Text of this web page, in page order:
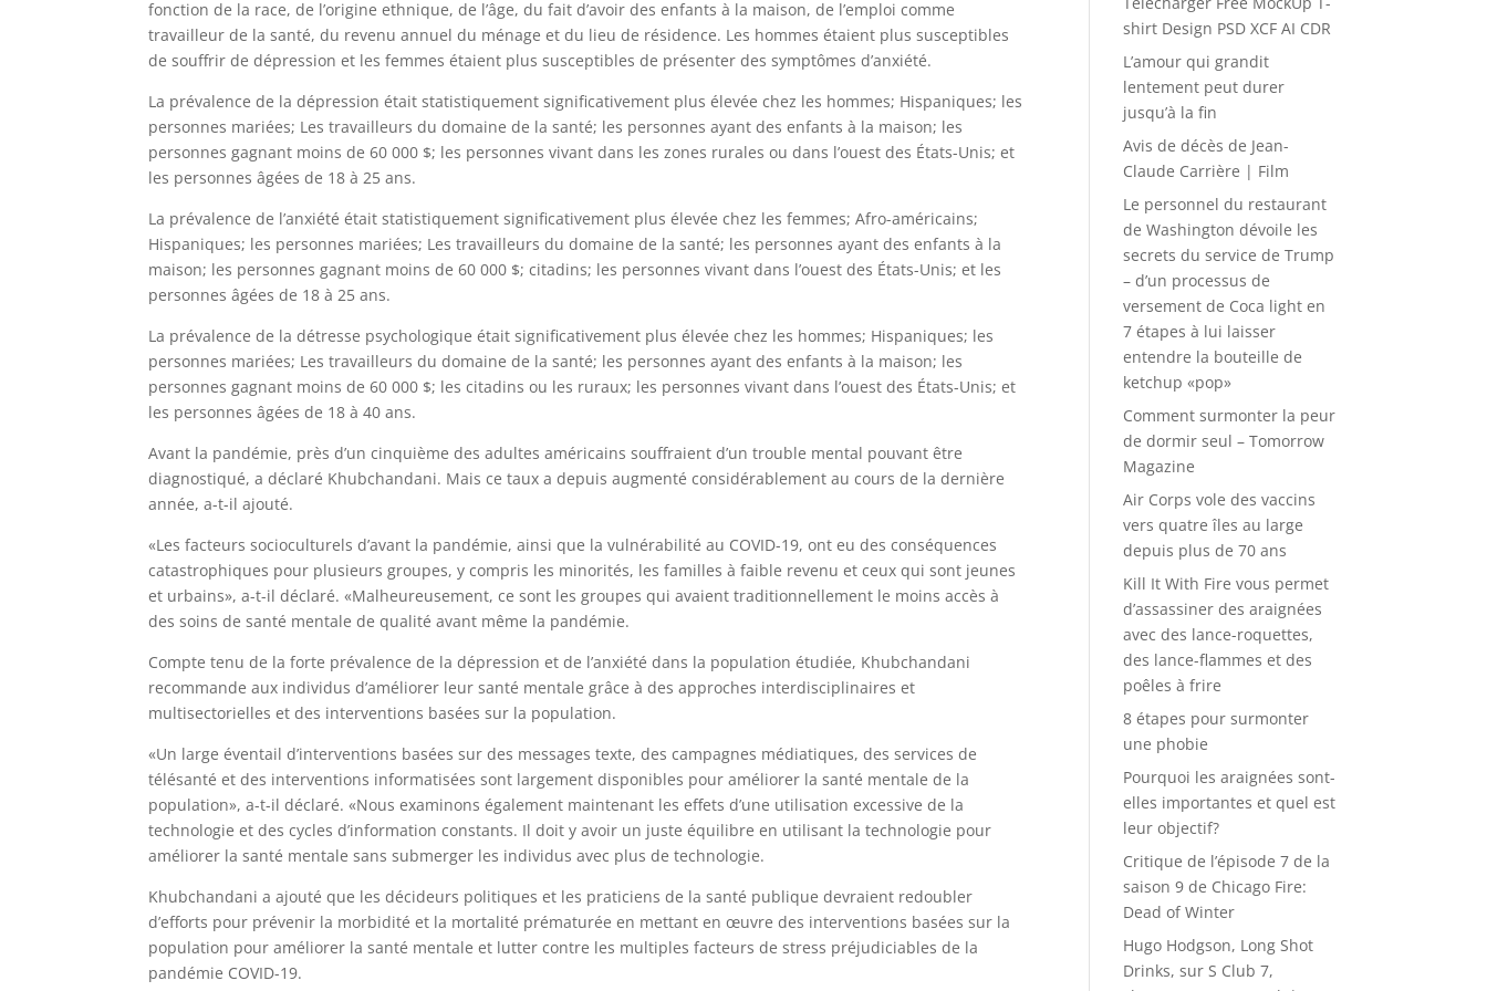
fonction de la race, de l’origine ethnique, de l’âge, du fait d’avoir des enfants à la maison, de l’emploi comme
travailleur de la santé, du revenu annuel du ménage et du lieu de résidence. Les hommes étaient plus susceptibles
de souffrir de dépression et les femmes étaient plus susceptibles de présenter des symptômes d’anxiété.
La prévalence de la dépression était statistiquement significativement plus élevée chez les hommes; Hispaniques; les
personnes mariées; Les travailleurs du domaine de la santé; les personnes ayant des enfants à la maison; les
personnes gagnant moins de 60 000 $; les personnes vivant dans les zones rurales ou dans l’ouest des États-Unis; et
les personnes âgées de 18 à 25 ans.
La prévalence de l’anxiété était statistiquement significativement plus élevée chez les femmes; Afro-américains;
Hispaniques; les personnes mariées; Les travailleurs du domaine de la santé; les personnes ayant des enfants à la
maison; les personnes gagnant moins de 60 000 $; citadins; les personnes vivant dans l’ouest des États-Unis; et les
personnes âgées de 18 à 25 ans.
La prévalence de la détresse psychologique était significativement plus élevée chez les hommes; Hispaniques; les
personnes mariées; Les travailleurs du domaine de la santé; les personnes ayant des enfants à la maison; les
personnes gagnant moins de 60 000 $; les citadins ou les ruraux; les personnes vivant dans l’ouest des États-Unis; et
les personnes âgées de 18 à 40 ans.
Avant la pandémie, près d’un cinquième des adultes américains souffraient d’un trouble mental pouvant être
diagnostiqué, a déclaré Khubchandani. Mais ce taux a depuis augmenté considérablement au cours de la dernière
année, a-t-il ajouté.
«Les facteurs socioculturels d’avant la pandémie, ainsi que la vulnérabilité au COVID-19, ont eu des conséquences
catastrophiques pour plusieurs groupes, y compris les minorités, les familles à faible revenu et ceux qui sont jeunes
et urbains», a-t-il déclaré. «Malheureusement, ce sont les groupes qui avaient traditionnellement le moins accès à
des soins de santé mentale de qualité avant même la pandémie.
Compte tenu de la forte prévalence de la dépression et de l’anxiété dans la population étudiée, Khubchandani
recommande aux individus d’améliorer leur santé mentale grâce à des approches interdisciplinaires et
multisectorielles et des interventions basées sur la population.
«Un large éventail d’interventions basées sur des messages texte, des campagnes médiatiques, des services de
télésanté et des interventions informatisées sont largement disponibles pour améliorer la santé mentale de la
population», a-t-il déclaré. «Nous examinons également maintenant les effets d’une utilisation excessive de la
technologie et des cycles d’information constants. Il doit y avoir un juste équilibre en utilisant la technologie pour
améliorer la santé mentale sans submerger les individus avec plus de technologie.
Khubchandani a ajouté que les décideurs politiques et les praticiens de la santé publique devraient redoubler
d’efforts pour prévenir la morbidité et la mortalité prématurée en mettant en œuvre des interventions basées sur la
population pour améliorer la santé mentale et lutter contre les multiples facteurs de stress préjudiciables de la
pandémie COVID-19.
shirt Design PSD XCF AI CDR
L’amour qui grandit
lentement peut durer
jusqu’à la fin
Avis de décès de Jean-
Claude Carrière | Film
Le personnel du restaurant
de Washington dévoile les
secrets du service de Trump
– d’un processus de
versement de Coca light en
7 étapes à lui laisser
entendre la bouteille de
ketchup «pop»
Comment surmonter la peur
de dormir seul – Tomorrow
Magazine
Air Corps vole des vaccins
vers quatre îles au large
depuis plus de 70 ans
Kill It With Fire vous permet
d’assassiner des araignées
avec des lance-roquettes,
des lance-flammes et des
poêles à frire
8 étapes pour surmonter
une phobie
Pourquoi les araignées sont-
elles importantes et quel est
leur objectif?
Critique de l’épisode 7 de la
saison 9 de Chicago Fire:
Dead of Winter
Hugo Hodgson, Long Shot
Drinks, sur S Club 7,